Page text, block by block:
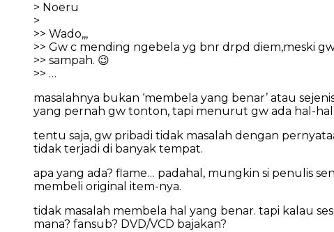
> Noeru
>
>> Wado,,,
>> Gw c mending ngebela yg bnr drpd diem,meski
>> sampah. 😉
>> …
masalahnya bukan ‘membela yang benar’ atau
yang pernah gw tonton, tapi menurut gw ada hal-
tentu saja, gw pribadi tidak masalah dengan
tidak terjadi di banyak tempat.
apa yang ada? flame… padahal, mungkin si penulis
membeli original item-nya.
tidak masalah membela hal yang benar. tapi kalau
mana? fansub? DVD/VCD bajakan?